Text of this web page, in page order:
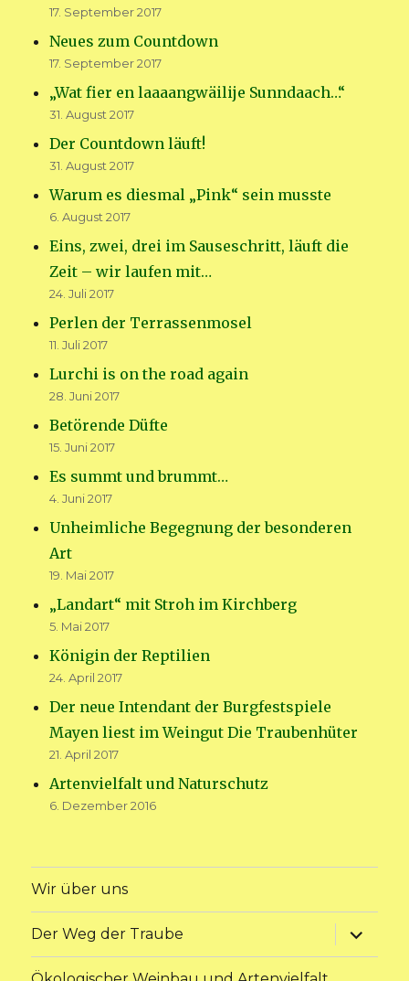
17. September 2017
Neues zum Countdown
17. September 2017
„Wat fier en laaaangwäilije Sunndaach…“
31. August 2017
Der Countdown läuft!
31. August 2017
Warum es diesmal „Pink“ sein musste
6. August 2017
Eins, zwei, drei im Sauseschritt, läuft die
Zeit – wir laufen mit…
24. Juli 2017
Perlen der Terrassenmosel
11. Juli 2017
Lurchi is on the road again
28. Juni 2017
Betörende Düfte
15. Juni 2017
Es summt und brummt…
4. Juni 2017
Unheimliche Begegnung der besonderen
Art
19. Mai 2017
„Landart“ mit Stroh im Kirchberg
5. Mai 2017
Königin der Reptilien
24. April 2017
Der neue Intendant der Burgfestspiele
Mayen liest im Weingut Die Traubenhüter
21. April 2017
Artenvielfalt und Naturschutz
6. Dezember 2016
Wir über uns
Der Weg der Traube